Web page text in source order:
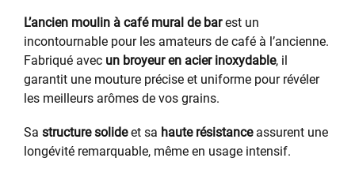
L’ancien moulin à café mural de barest un
incontournable pour les amateurs de café à l’ancienne.
Fabriqué avec un broyeur en acier inoxydable, il
garantit une mouture précise et uniforme pour révéler
les meilleurs arômes de vos grains.
Sa structure solideet sa haute résistanceassurent une
longévité remarquable, même en usage intensif.